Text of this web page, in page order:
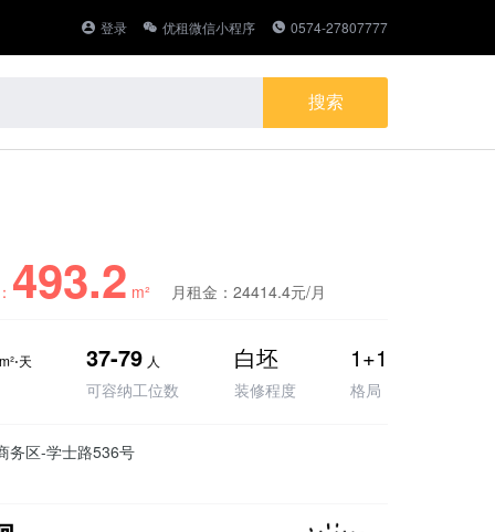
登录 优租微信小程序 0574-27807777
493.2 m² 月租金：24414.4元/月
天 37-79 人
可容纳工位数
白坯
装修程度
1+1
格局
务区-学士路536号